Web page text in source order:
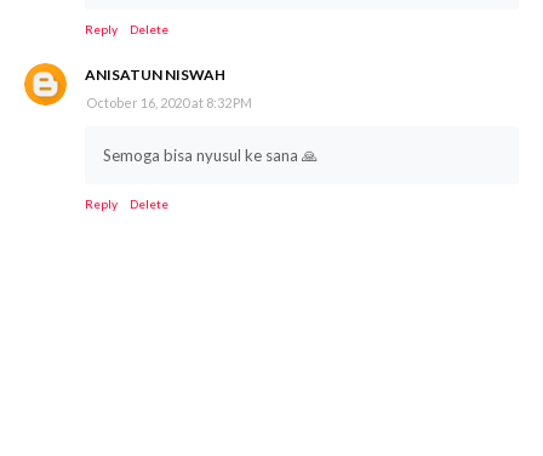
Reply Delete
ANISATUN NISWAH
October 16, 2020 at 8:32 PM
Semoga bisa nyusul ke sana 🙏
Reply Delete